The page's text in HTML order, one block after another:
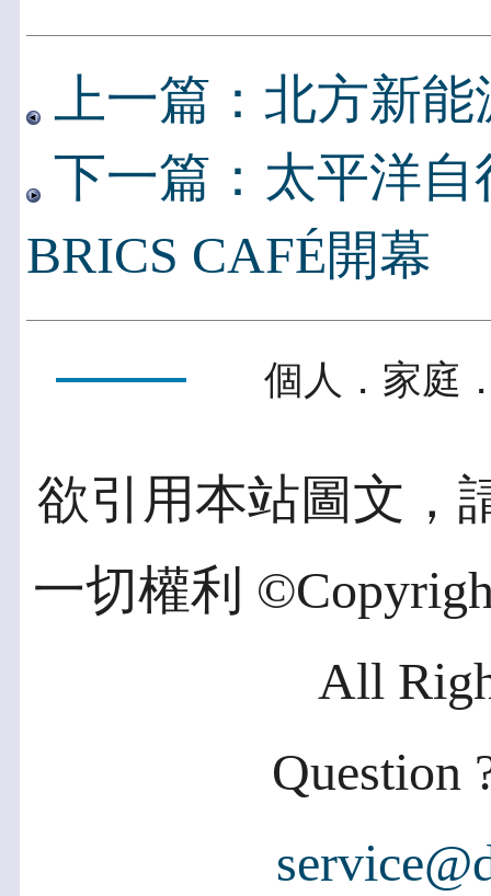
上一篇：北方新
下一篇：太平洋
BRICS CAFÉ開幕
個人．家庭
欲引用本站圖文，
一切權利
All
Question